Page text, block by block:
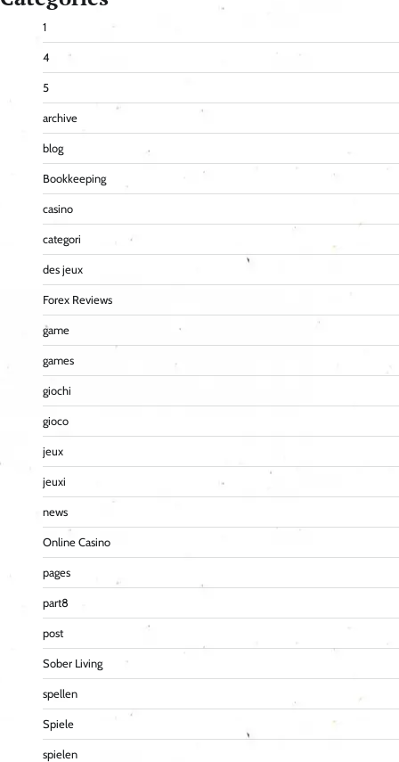
1
4
5
archive
blog
Bookkeeping
casino
categori
des jeux
Forex Reviews
game
games
giochi
gioco
jeux
jeuxi
news
Online Casino
pages
part8
post
Sober Living
spellen
Spiele
spielen